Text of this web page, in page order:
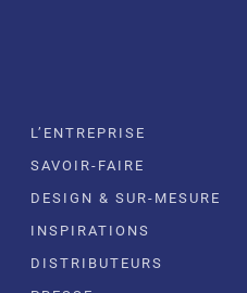
L’ENTREPRISE
SAVOIR-FAIRE
DESIGN & SUR-MESURE
INSPIRATIONS
DISTRIBUTEURS